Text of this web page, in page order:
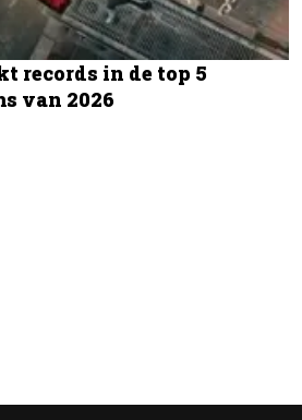
records in de top 5
van 2026